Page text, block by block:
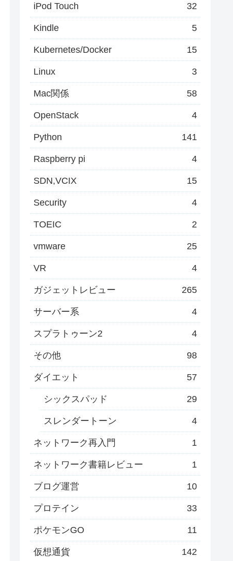
iPod Touch 32
Kindle 5
Kubernetes/Docker 15
Linux 3
Mac関係 58
OpenStack 4
Python 141
Raspberry pi 4
SDN,VCIX 15
Security 4
TOEIC 2
vmware 25
VR 4
ガジェットレビュー 265
サーバー系 4
スプラトゥーン2 4
その他 98
ダイエット 57
シックスパッド 29
スレンダートーン 4
ネットワーク再入門 1
ネットワーク書籍レビュー 1
ブログ運営 10
プロテイン 33
ポケモンGO 11
仮想通貨 142